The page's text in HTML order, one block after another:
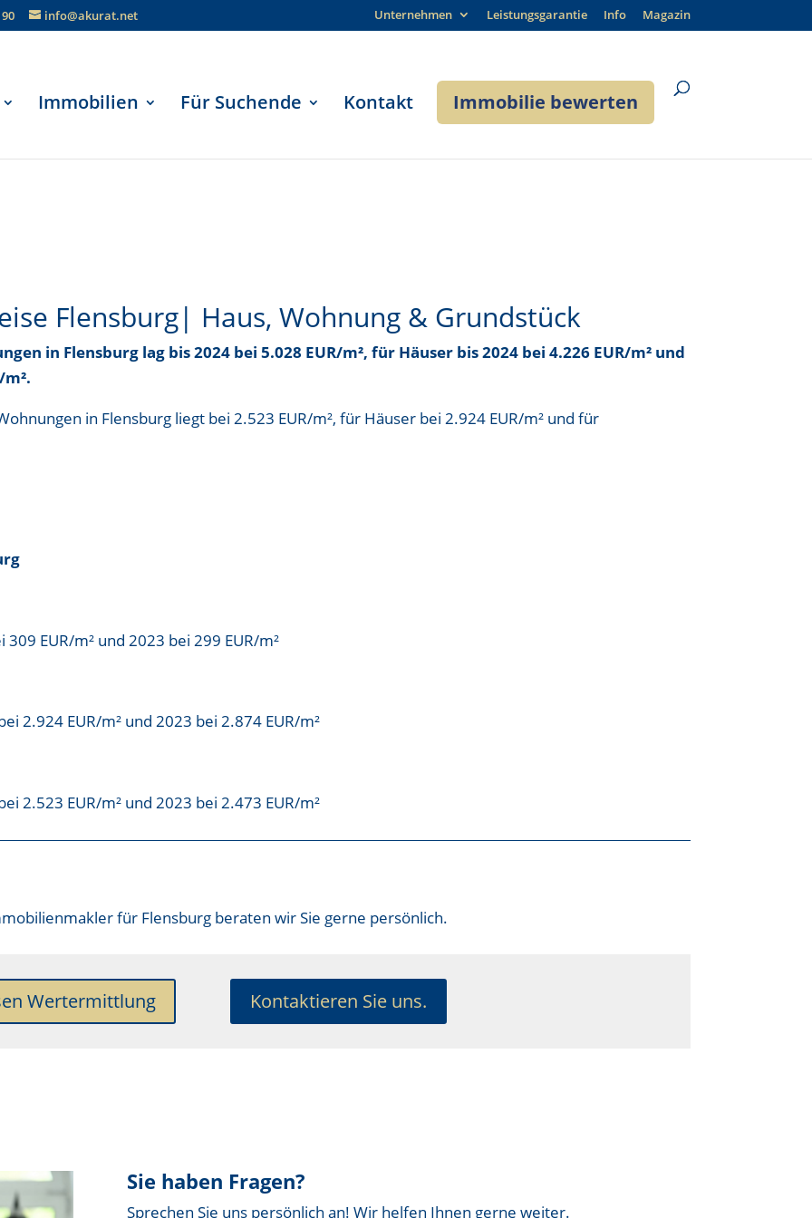
info@akurat.net Unternehmen Leistungsgarantie Info Magazin
Immobilien Für Suchende Kontakt Immobilie bewerten
Flensburg| Haus, Wohnung & Grundstück
in Flensburg lag bis2024 bei 5.028 EUR/m², für Häuser bis2024 bei 4.226 EUR/m² und
m².
in Flensburg liegt bei2.523 EUR/m², für Häuser bei2.924 EUR/m² und für
EUR/m² und 2023 bei 299 EUR/m²
2.924 EUR/m² und 2023 bei 2.874 EUR/m²
2.523 EUR/m² und 2023 bei 2.473 EUR/m²
für Flensburg beraten wir Sie gerne persönlich.
Wertermittlung Kontaktieren Sie uns.
Sie haben Fragen?
Sprechen Sie uns persönlich an! Wir helfen Ihnen gerne weiter.